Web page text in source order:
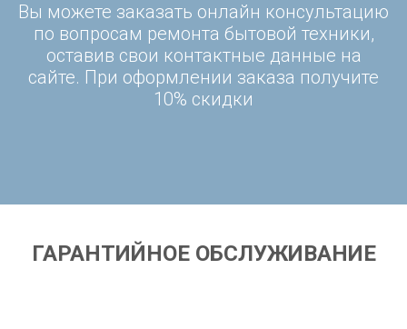
Вы можете заказать онлайн консультацию
по вопросам ремонта бытовой техники,
оставив свои контактные данные на
сайте. При оформлении заказа получите
10% скидки
ГАРАНТИЙНОЕ ОБСЛУЖИВАНИЕ